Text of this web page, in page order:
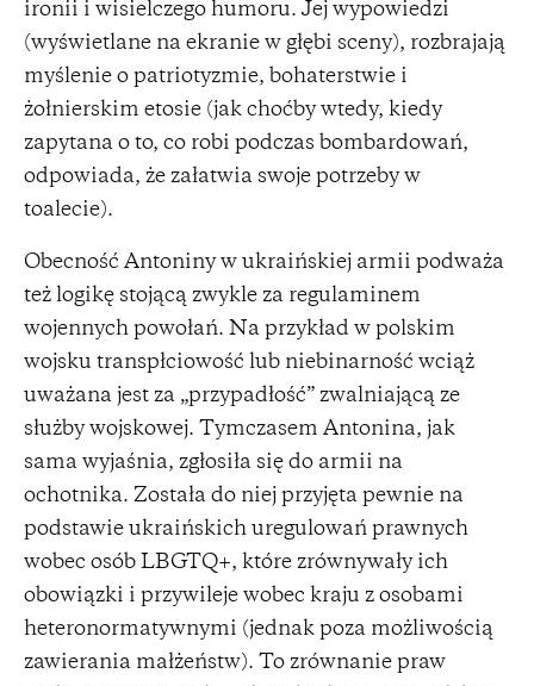
ironii i wisielczego humoru. Jej wypowiedzi
(wyświetlane na ekranie w głębi sceny), rozbrajają
myślenie o patriotyzmie, bohaterstwie i
żołnierskim etosie (jak choćby wtedy, kiedy
zapytana o to, co robi podczas bombardowań,
odpowiada, że załatwia swoje potrzeby w
toalecie).
Obecność Antoniny w ukraińskiej armii podważa
też logikę stojącą zwykle za regulaminem
wojennych powołań. Na przykład w polskim
wojsku transpłciowość lub niebinarność wciąż
uważana jest za „przypadłość” zwalniającą ze
służby wojskowej. Tymczasem Antonina, jak
sama wyjaśnia, zgłosiła się do armii na
ochotnika. Została do niej przyjęta pewnie na
podstawie ukraińskich uregulowań prawnych
wobec osób LBGTQ+, które zrównywały ich
obowiązki i przywileje wobec kraju z osobami
heteronormatywnymi (jednak poza możliwością
zawierania małżeństw). To zrównanie praw